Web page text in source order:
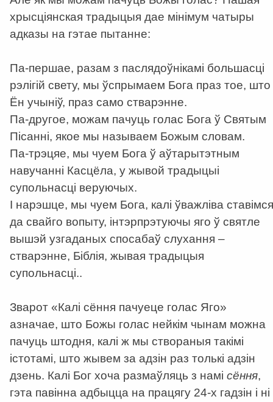
хрысціянская традыцыя дае мінімум чатыры
адказы на гэтае пытанне:
Па-першае, разам з паслядоўнікамі большасці
рэлігій свету, мы ўспрымаем Бога праз тое, што
Ён учыніў, праз само стварэнне.
Па-другое, можам пачуць голас Бога ў Святым
Пісанні, якое мы называем Божым словам.
Па-трэцяе, мы чуем Бога ў аўтарытэтным
навучанні Касцёла, у жывой традыцыі
супольнасці веруючых.
І нарэшце, мы чуем Бога, калі ўважліва ставімся
да свайго вопыту, інтэрпрэтуючы яго ў святле
вышэй узгаданых спосабаў слухання –
стварэнне, Біблія, жывая традыцыя
супольнасці..
Зварот «Калі сёння пачуеце голас Яго»
азначае, што Божы голас нейкім чынам можна
пачуць штодня, калі ж мы створаныя такімі
істотамі, што жывем за адзін раз толькі адзін
дзень. Калі Бог хоча размаўляць з намі сёння,
гэта павінна адбыцца на працягу 24-х гадзін і ні